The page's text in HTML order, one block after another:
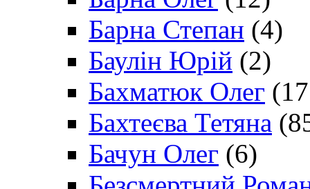
Барна Степан (4)
Баулін Юрій (2)
Бахматюк Олег
Бахтеєва Тетяна
Бачун Олег (6)